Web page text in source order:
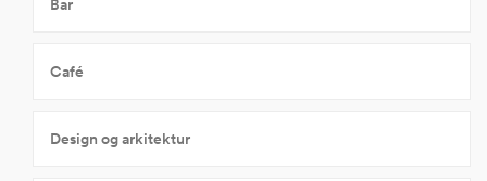
Bar
Café
Design og arkitektur